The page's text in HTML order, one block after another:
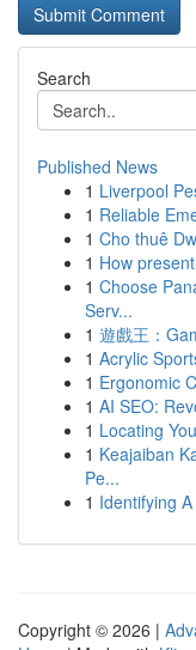
Search
Published News
1 Liverpool
1 Reliable
1 Cho thuê
1 How
1 Choose
Serv...
1 遊戲王：
1 Acrylic
1 Ergonomic
1 AI SEO:
1 Locating
1 Keajaiban
Pe...
1 Identifying
Copyright © 2026 |